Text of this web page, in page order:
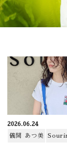
2026.06.24
儀間 あつ美